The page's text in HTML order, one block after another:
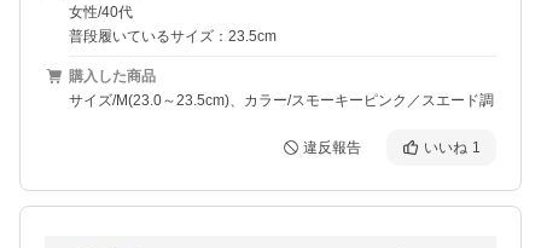
女性/40代
普段履いているサイズ：23.5cm
購入した商品
サイズ/M(23.0～23.5cm)、カラー/スモーキーピンク／スエード調
違反報告 いいね 1